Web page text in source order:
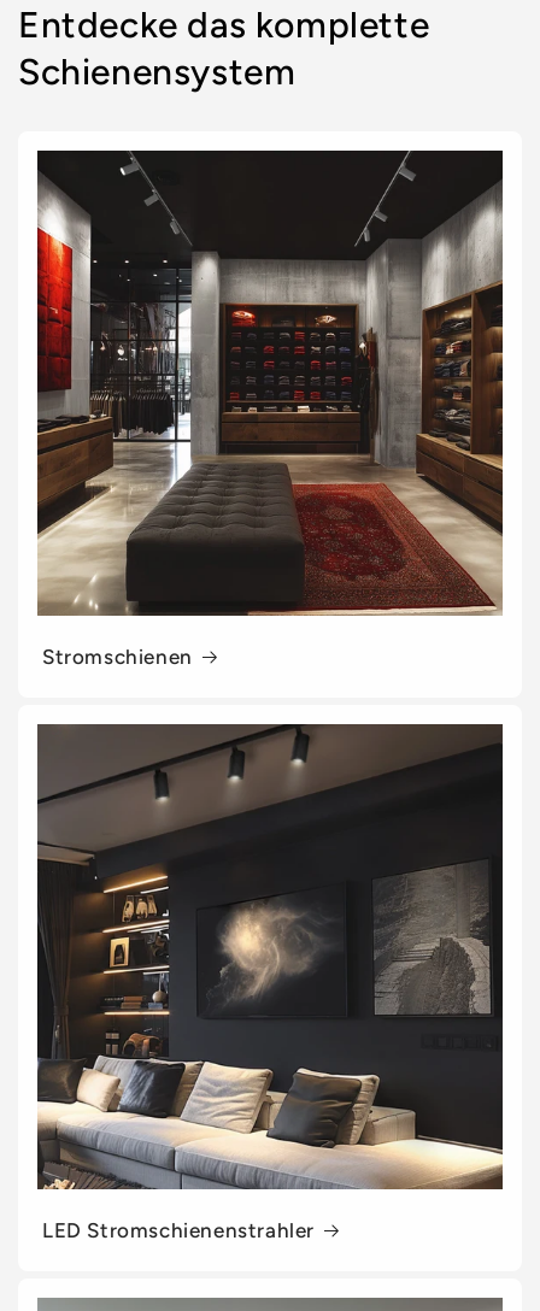
Entdecke das komplette
Schienensystem
Stromschienen
LED Stromschienenstrahler